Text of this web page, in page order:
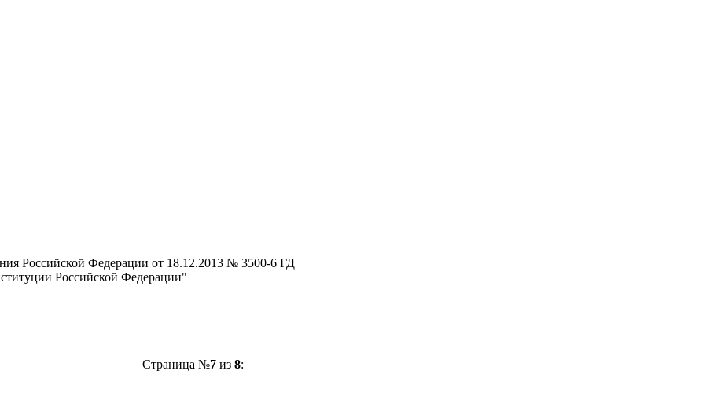
Российской Федерации от 18.12.2013 № 3500-6 ГД
Российской Федерации"
Страница №7из 8: